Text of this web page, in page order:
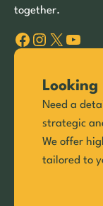
together.
Facebook Instagram X YouTube
Looking
Need a
strategic
We offer
tailored to